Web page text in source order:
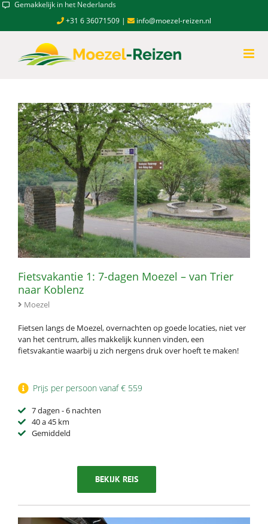
Skip Persoonlijk contact
+31 6 36071509 | info@moezel-reizen.nl
Fietsvakantie 1: 7-dagen Moezel – van Trier
naar Koblenz
Moezel
Fietsen langs de Moezel, overnachten op goede locaties, niet ver
van het centrum, alles makkelijk kunnen vinden, een
fietsvakantie waarbij u zich nergens druk over hoeft te maken!
Prijs per persoon vanaf € 559
7 dagen - 6 nachten
40 a 45 km
Gemiddeld
BEKIJK REIS